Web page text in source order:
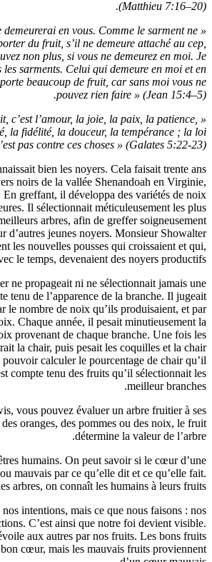
« Demeurez
peut de
ainsi
suis le
qui
« Mais le
la bonté,
Lewis
qu’il
aux
belles
leurs
observait
Mais
nouvelle
plutôt ses
la
quantité
noix
pouvait
Tout
fruits.
Il en est
Nos fruits
actions
Notre